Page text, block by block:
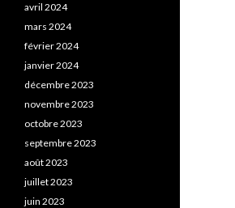
avril 2024
mars 2024
février 2024
janvier 2024
décembre 2023
novembre 2023
octobre 2023
septembre 2023
août 2023
juillet 2023
juin 2023